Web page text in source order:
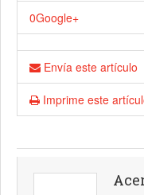
0Google+
Envía este artículo
Imprime este